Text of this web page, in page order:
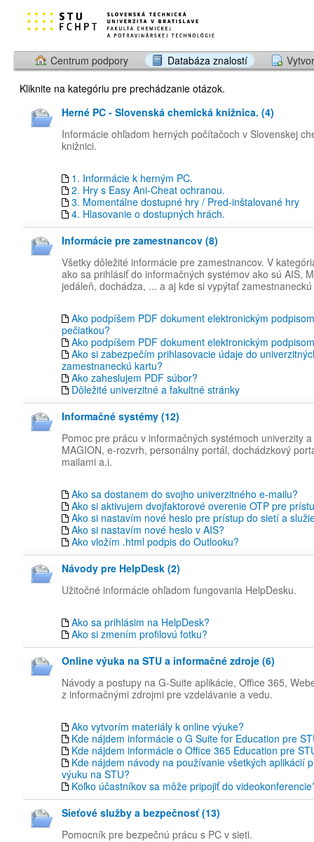
Centrum podpory Databáza znalostí
Kliknite na kategóriu pre prechádzanie otázok.
Herné PC - Slovenská chemická knižnica. (4)
Informácie ohľadom herných počítačoch v Slovenskej
knižnici.
1. Informácie k herným PC.
2. Hry s Easy Ani-Cheat ochranou.
3. Momentálne dostupné hry / Pred-inštalované hry
4. Hlasovanie o dostupných hrách.
Informácie pre zamestnancov (8)
Všetky dôležité informácie pre zamestnancov. V
ako sa prihlásiť do informačných systémov ako sú AIS,
jedáleň, dochádza, ... a aj kde si vypýtať
Ako podpíšem PDF dokument elektronickým
pečiatkou?
Ako podpíšem PDF dokument elektronickým
Ako si zabezpečím prihlasovacie údaje do
zamestnaneckú kartu?
Ako zaheslujem PDF súbor?
Dôležité univerzitné a fakultné stránky
Informačné systémy (12)
Pomoc pre prácu v informačných systémoch univerzity
MAGION, e-rozvrh, personálny portál, dochádzkový
mailami a.i.
Ako sa dostanem do svojho univerzitného e-mailu?
Ako si aktivujem dvojfaktorové overenie OTP pre
Ako si nastavím nové heslo pre prístup do sietí a
Ako si nastavím nové heslo v AIS?
Ako vložím .html podpis do Outlooku?
Návody pre HelpDesk (2)
Užitočné informácie ohľadom fungovania HelpDesku.
Ako sa prihlásim na HelpDesk?
Ako si zmením profilovú fotku?
Online výuka na STU a informačné zdroje (6)
Návody a postupy na G-Suite aplikácie, Office 365,
z informačnými zdrojmi pre vzdelávanie a vedu.
Ako vytvorím materiály k online výuke?
Kde nájdem informácie o G Suite for Education pre
Kde nájdem informácie o Office 365 Education pre
Kde nájdem návody na používanie všetkých aplikácií
výuku na STU?
Koľko účastníkov sa môže pripojiť do
Sieťové služby a bezpečnosť (13)
Pomocník pre bezpečnú prácu s PC v sieti.